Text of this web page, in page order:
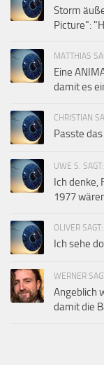
Storm
Picture":
MATTHIAS
Eine
damit es
CHRISTIAN
Passte
UWE S. SAGT:
Ich denke,
1977
OLIVER SAGT:
Ich sehe
WERNER
Angeblich
damit die